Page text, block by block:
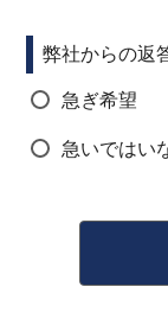
弊社からの返
急ぎ希望
急いではい